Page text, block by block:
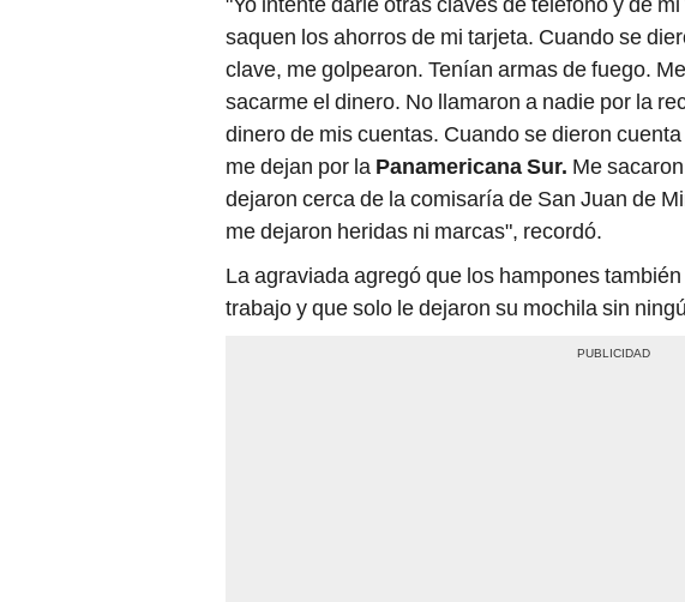
saquen los ahorros de mi tarjeta. Cuando se
clave, me golpearon. Tenían armas de fuego.
sacarme el dinero. No llamaron a nadie por la
dinero de mis cuentas. Cuando se dieron
me dejan por la Panamericana Sur. Me
dejaron cerca de la comisaría de San Juan de
me dejaron heridas ni marcas", recordó.
La agraviada agregó que los hampones
trabajo y que solo le dejaron su mochila sin